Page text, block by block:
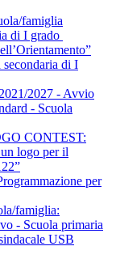
famiglia
di I grado
di I
2027 - Avvio
- Scuola
CONTEST:
logo per il
per
famiglia:
- Scuola primaria
USB